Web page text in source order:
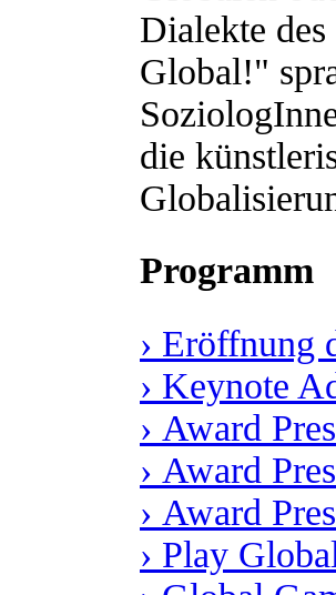
Dialekte
Global!"
die
Programm
› Eröffnung
› Keynote
› Award
› Award
› Award
› Play